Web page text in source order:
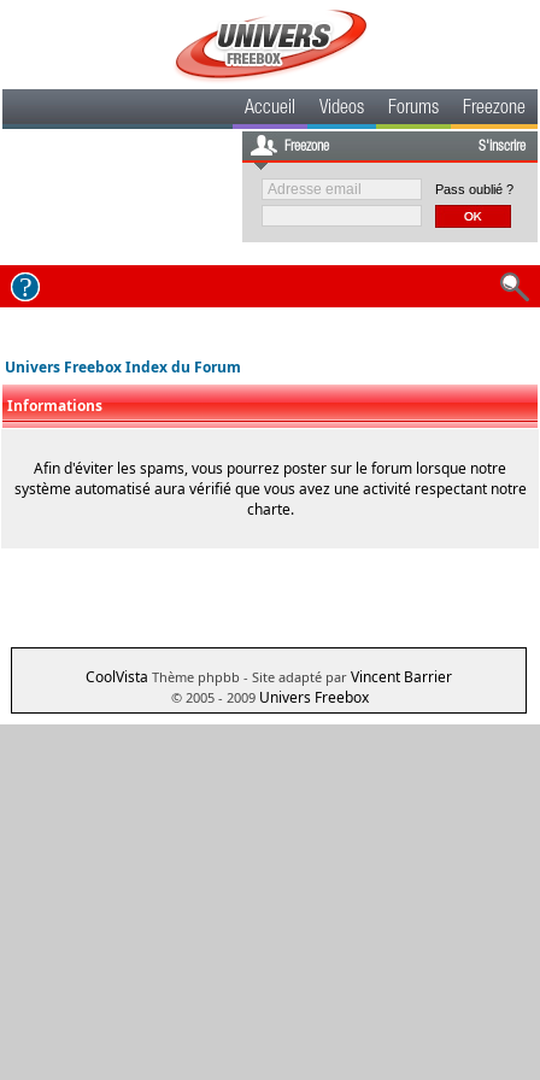
Accueil Videos Forums Freezone
Freezone S'inscrire
Pass oublié ?
Univers Freebox Index du Forum
Informations
Afin d'éviter les spams, vous pourrez poster sur le forum lorsque notre
système automatisé aura vérifié que vous avez une activité respectant notre
charte.
CoolVista Thème phpbb - Site adapté par Vincent Barrier
© 2005 - 2009 Univers Freebox